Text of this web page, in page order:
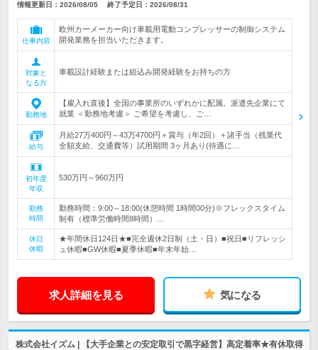
情報更新日：2026/08/05 終了予定日： 2026/08/31
仕事内容
欧州カーメーカー向け車載用電動コンプレッサーの制御システム
開発業務を担当いただきます。
対象と
なる方
車載設計経験または組込み開発経験をお持ちの方
勤務地
【雇入れ直後】全国の事業所のいずれかに配属。派遣先企業にて
就業 ＜勤務地考慮＞ ご希望を考慮し、ご…
給与
月給27万400円～43万4700円＋賞与（年2回）＋諸手当（残業代
全額支給、交通費等）試用期間 3ヶ月あり(待遇に…
初年度
年収
530万円～960万円
勤務
時間
勤務時間：9:00～18:00(休憩時間 1時間00分)※フレックスタイム
制有（標準労働時間8時間）…
休日
休暇
★年間休日124日★■完全週休2日制（土・日）■祝日■リフレッシ
ュ休暇■GW休暇■夏季休暇■年末年始…
求人詳細を見る 気になる
株式会社イズム | 【大手企業との安定取引で黒字経営】高定着率★有休取得